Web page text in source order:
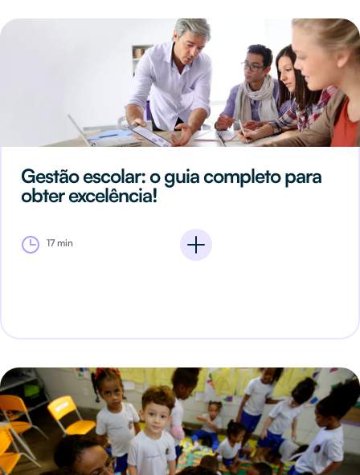
Gestão escolar: o guia completo para
obter excelência!
17 min